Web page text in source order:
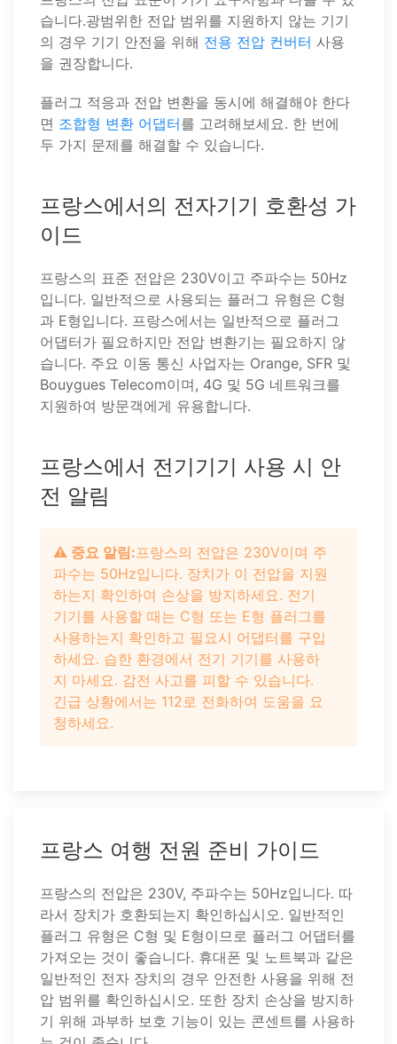
습니다.광범위한 전압 범위를 지원하지 않는 기기
의 경우 기기 안전을 위해 전용 전압 컨버터 사용
을 권장합니다.
플러그 적응과 전압 변환을 동시에 해결해야 한다
면 조합형 변환 어댑터를 고려해보세요. 한 번에
두 가지 문제를 해결할 수 있습니다.
프랑스에서의 전자기기 호환성 가
이드
프랑스의 표준 전압은 230V이고 주파수는 50Hz
입니다. 일반적으로 사용되는 플러그 유형은 C형
과 E형입니다. 프랑스에서는 일반적으로 플러그
어댑터가 필요하지만 전압 변환기는 필요하지 않
습니다. 주요 이동 통신 사업자는 Orange, SFR 및
Bouygues Telecom이며, 4G 및 5G 네트워크를
지원하여 방문객에게 유용합니다.
프랑스에서 전기기기 사용 시 안
전 알림
⚠️ 중요 알림:프랑스의 전압은 230V이며 주
파수는 50Hz입니다. 장치가 이 전압을 지원
하는지 확인하여 손상을 방지하세요. 전기
기기를 사용할 때는 C형 또는 E형 플러그를
사용하는지 확인하고 필요시 어댑터를 구입
하세요. 습한 환경에서 전기 기기를 사용하
지 마세요. 감전 사고를 피할 수 있습니다.
긴급 상황에서는 112로 전화하여 도움을 요
청하세요.
프랑스 여행 전원 준비 가이드
프랑스의 전압은 230V, 주파수는 50Hz입니다. 따
라서 장치가 호환되는지 확인하십시오. 일반적인
플러그 유형은 C형 및 E형이므로 플러그 어댑터를
가져오는 것이 좋습니다. 휴대폰 및 노트북과 같은
일반적인 전자 장치의 경우 안전한 사용을 위해 전
압 범위를 확인하십시오. 또한 장치 손상을 방지하
기 위해 과부하 보호 기능이 있는 콘센트를 사용하